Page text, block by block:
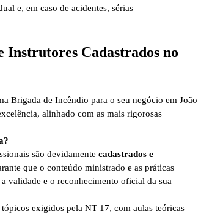
e, em caso de acidentes, sérias
Instrutores Cadastrados no
Brigada de Incêndio para o seu negócio em João
alinhado com as mais rigorosas
são devidamente cadastrados e
que o conteúdo ministrado e as práticas
validade e o reconhecimento oficial da sua
exigidos pela NT 17, com aulas teóricas